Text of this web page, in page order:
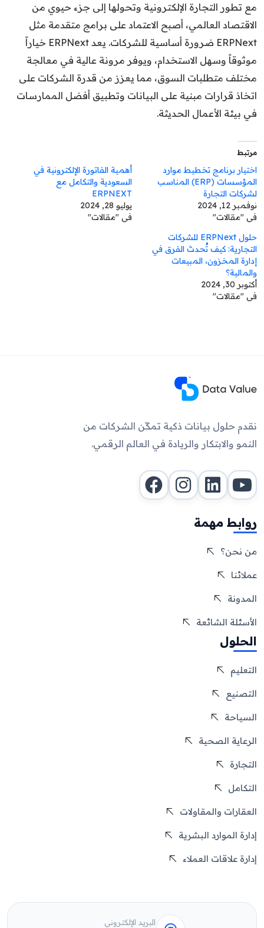
مع تطور التجارة الإلكترونية وتحولها إلى جزء حيوي من
الاقتصاد العالمي، أصبح الاعتماد على برامج متقدمة مثل
ERPNext ضرورة أساسية للشركات. يعد ERPNext خياراً
موثوقاً وسهل الاستخدام، ويوفر مرونة عالية في معالجة
مختلف متطلبات السوق، مما يعزز من قدرة الشركات على
اتخاذ قرارات مبنية على البيانات وتطبيق أفضل الممارسات
في بيئة الأعمال الحديثة.
مرتبط
اختيار برنامج تخطيط موارد
المؤسسات (ERP) المناسب
لشركات التجارة
نوفمبر 12, 2024
في "مقالات"
أهمية الفاتورة الإلكترونية في
السعودية والتكامل مع
ERPNEXT
يوليو 28, 2024
في "مقالات"
حلول ERPNext للشركات
التجارية: كيف تُحدث الفرق في
إدارة المخزون، المبيعات
والمالية؟
أكتوبر 30, 2024
في "مقالات"
نقدم حلول بيانات ذكية تمكّن الشركات من
النمو والابتكار والريادة في العالم الرقمي.
روابط مهمة
من نحن؟
عملائنا
المدونة
الأسئلة الشائعة
الحلول
التعليم
التصنيع
السياحة
الرعاية الصحية
التجارة
التكامل
العقارات والمقاولات
إدارة الموارد البشرية
إدارة علاقات العملاء
البريد الإلكتروني